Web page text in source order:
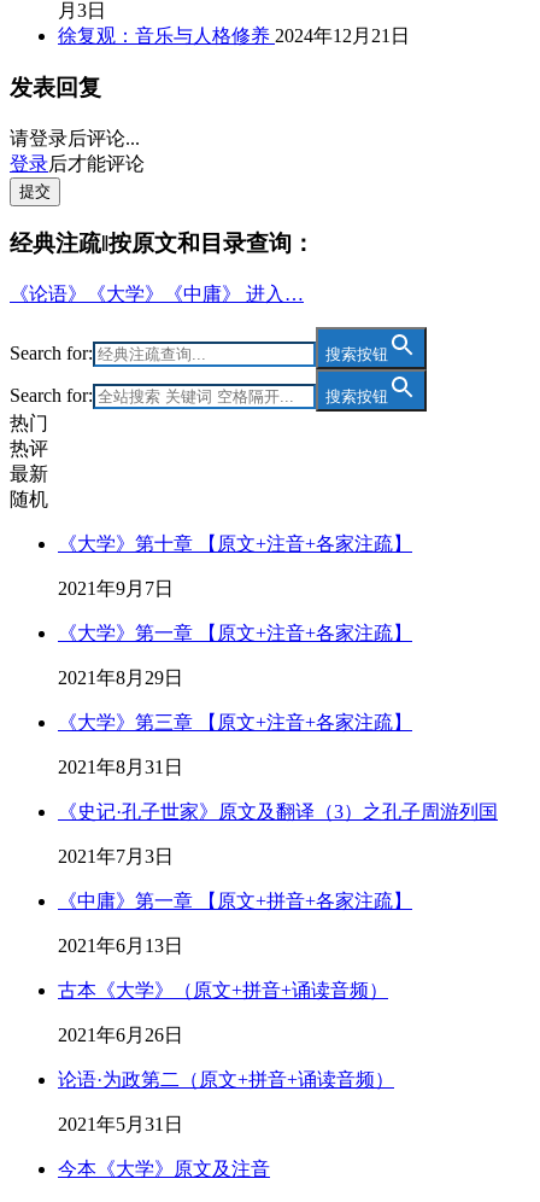
月3日
徐复观：音乐与人格修养 2024年12月21日
发表回复
请登录后评论...
登录后才能评论
提交
经典注疏‖按原文和目录查询：
《论语》《大学》《中庸》 进入…
Search for: 搜索按钮
Search for: 搜索按钮
热门
热评
最新
随机
《大学》第十章 【原文+注音+各家注疏】
2021年9月7日
《大学》第一章 【原文+注音+各家注疏】
2021年8月29日
《大学》第三章 【原文+注音+各家注疏】
2021年8月31日
《史记·孔子世家》原文及翻译（3）之孔子周游列国
2021年7月3日
《中庸》第一章 【原文+拼音+各家注疏】
2021年6月13日
古本《大学》（原文+拼音+诵读音频）
2021年6月26日
论语·为政第二（原文+拼音+诵读音频）
2021年5月31日
今本《大学》原文及注音